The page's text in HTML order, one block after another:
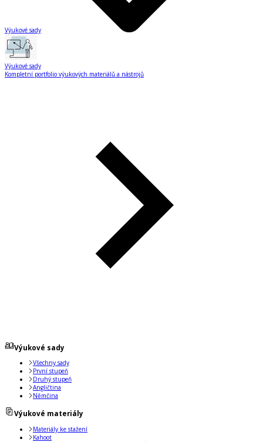
Výukové sady
Výukové sady
Kompletní portfolio výukových materiálů a nástrojů
Výukové sady
Všechny sady
První stupeň
Druhý stupeň
Angličtina
Němčina
Výukové materiály
Materiály ke stažení
Kahoot